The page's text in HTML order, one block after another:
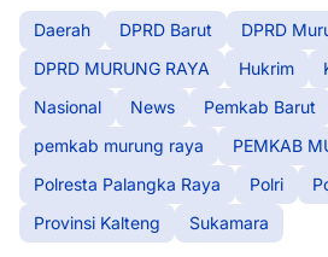
Daerah DPRD Barut
DPRD
DPRD MURUNG RAYA
Hukrim
Nasional
News
Pemkab Barut
pemkab murung raya
PEMKAB
Polresta Palangka Raya
Polri
Provinsi Kalteng
Sukamara